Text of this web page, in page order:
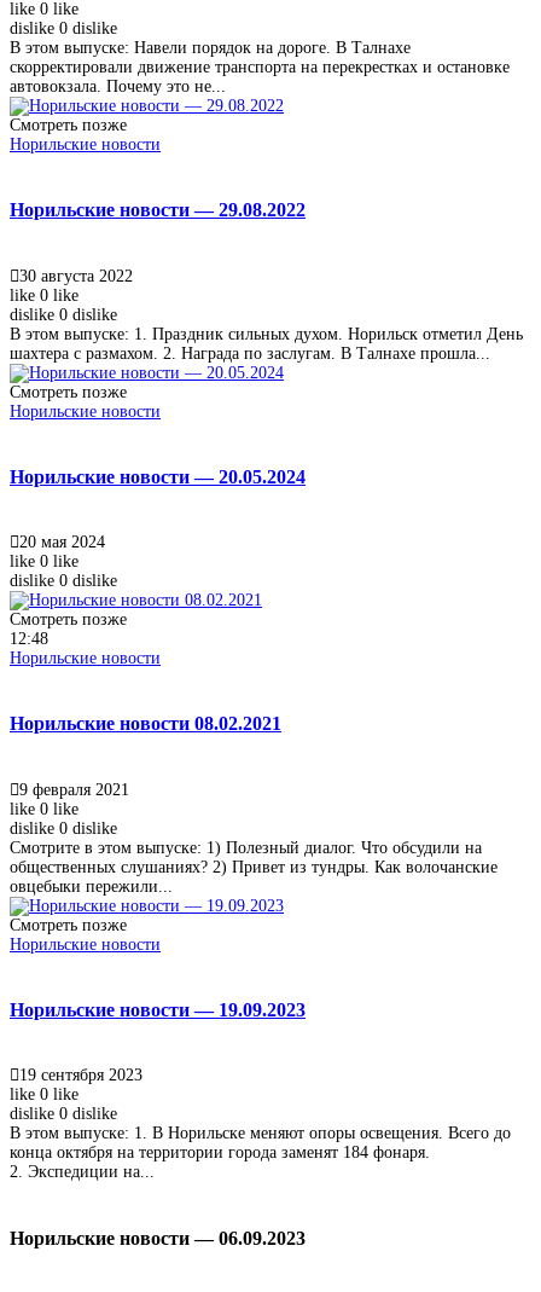
like 0 like
dislike 0 dislike
В этом выпуске: Навели порядок на дороге. В Талнахе
скорректировали движение транспорта на перекрестках и остановке
автовокзала. Почему это не...
Смотреть позже
Норильские новости
Норильские новости — 29.08.2022
30 августа 2022
like 0 like
dislike 0 dislike
В этом выпуске: 1. Праздник сильных духом. Норильск отметил День
шахтера с размахом. 2. Награда по заслугам. В Талнахе прошла...
Смотреть позже
Норильские новости
Норильские новости — 20.05.2024
20 мая 2024
like 0 like
dislike 0 dislike
Смотреть позже
12:48
Норильские новости
Норильские новости 08.02.2021
9 февраля 2021
like 0 like
dislike 0 dislike
Смотрите в этом выпуске: 1) Полезный диалог. Что обсудили на
общественных слушаниях? 2) Привет из тундры. Как волочанские
овцебыки пережили...
Смотреть позже
Норильские новости
Норильские новости — 19.09.2023
19 сентября 2023
like 0 like
dislike 0 dislike
В этом выпуске: 1. В Норильске меняют опоры освещения. Всего до
конца октября на территории города заменят 184 фонаря.
2. Экспедиции на...
Норильские новости — 06.09.2023